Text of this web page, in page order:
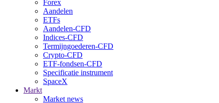
Forex
Aandelen
ETFs
Aandelen-CFD
Indices-CFD
Termijngoederen-CFD
Crypto-CFD
ETF-fondsen-CFD
Specificatie instrument
SpaceX
Markt
Market news